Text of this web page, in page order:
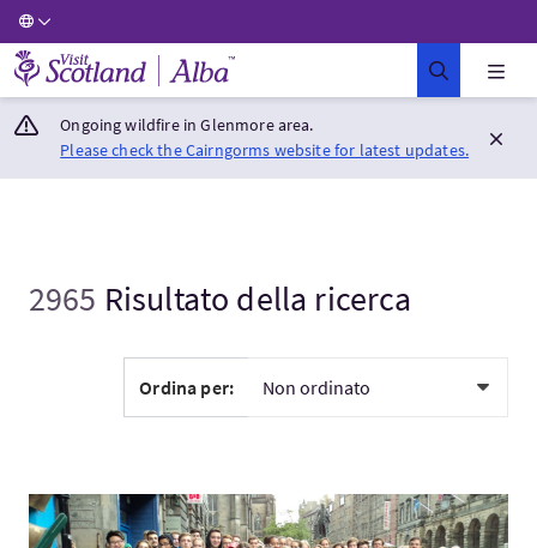
Visit Scotland Home
Ongoing wildfire in Glenmore area.
Please check the Cairngorms website for latest updates.
2965 Risultato della ricerca
Ordina per:
Visita:The Musical Walking Tour of Edinburgh